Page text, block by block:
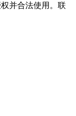
并合法使用。联